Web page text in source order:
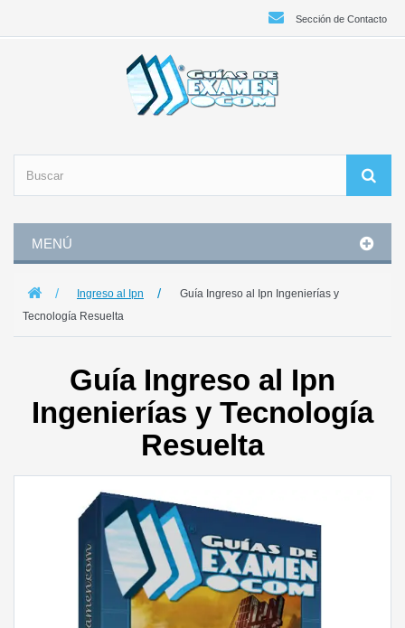
Sección de Contacto
MENÚ
Ingreso al Ipn
Guía Ingreso al Ipn Ingenierías y
Tecnología Resuelta
Guía Ingreso al Ipn
Ingenierías y Tecnología
Resuelta